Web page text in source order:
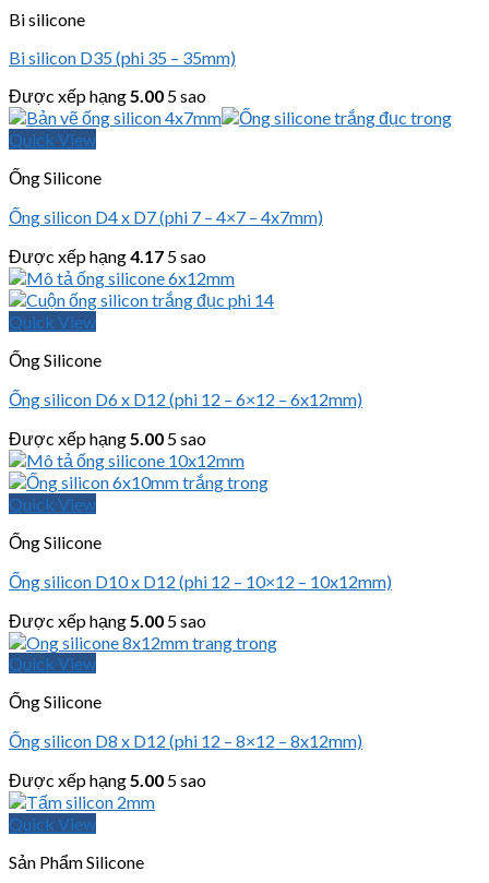
Bi silicone
Bi silicon D35 (phi 35 – 35mm)
Được xếp hạng 5.00 5 sao
Quick View
Ống Silicone
Ống silicon D4 x D7 (phi 7 – 4×7 – 4x7mm)
Được xếp hạng4.17 5 sao
Quick View
Ống Silicone
Ống silicon D6 x D12 (phi 12 – 6×12 – 6x12mm)
Được xếp hạng 5.00 5 sao
Quick View
Ống Silicone
Ống silicon D10 x D12 (phi 12 – 10×12 – 10x12mm)
Được xếp hạng 5.00 5 sao
Quick View
Ống Silicone
Ống silicon D8 x D12 (phi 12 – 8×12 – 8x12mm)
Được xếp hạng 5.00 5 sao
Quick View
Sản Phẩm Silicone